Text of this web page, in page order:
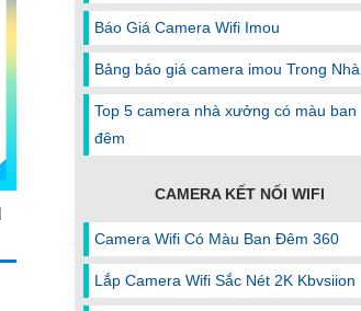
Báo Giá Camera Wifi Imou
Bảng báo giá camera imou Trong Nhà
Top 5 camera nhà xưởng có màu ban
đêm
CAMERA KẾT NỐI WIFI
Camera Wifi Có Màu Ban Đêm 360
Lắp Camera Wifi Sắc Nét 2K Kbvsiion